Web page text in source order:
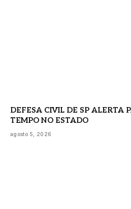
DEFESA CIVIL DE SP ALERTA
TEMPO NO ESTADO
agosto 5, 2026